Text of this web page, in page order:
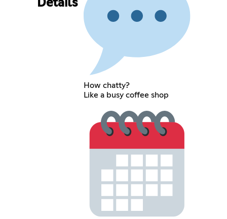
Details
How chatty?
Like a busy coffee shop